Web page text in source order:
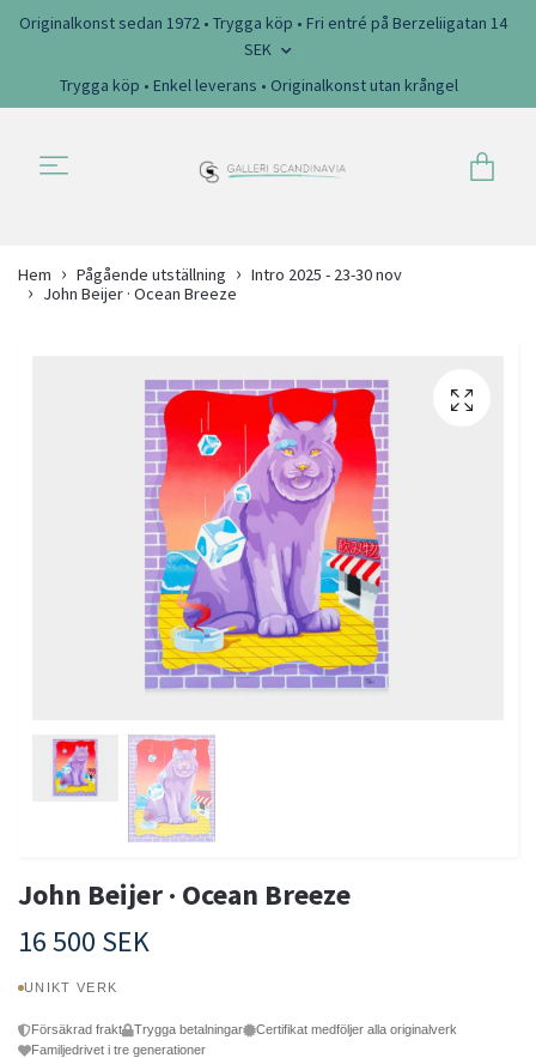
Originalkonst sedan 1972 • Trygga köp • Fri entré på Berzeliigatan 14
SEK
Trygga köp • Enkel leverans • Originalkonst utan krångel
Hem Pågående utställning
Intro 2025 - 23-30 nov
John Beijer · Ocean Breeze
John Beijer · Ocean Breeze
16 500 SEK
UNIKT VERK
Försäkrad frakt Trygga betalningar
Certifikat medföljer alla originalverk
Familjedrivet i tre generationer